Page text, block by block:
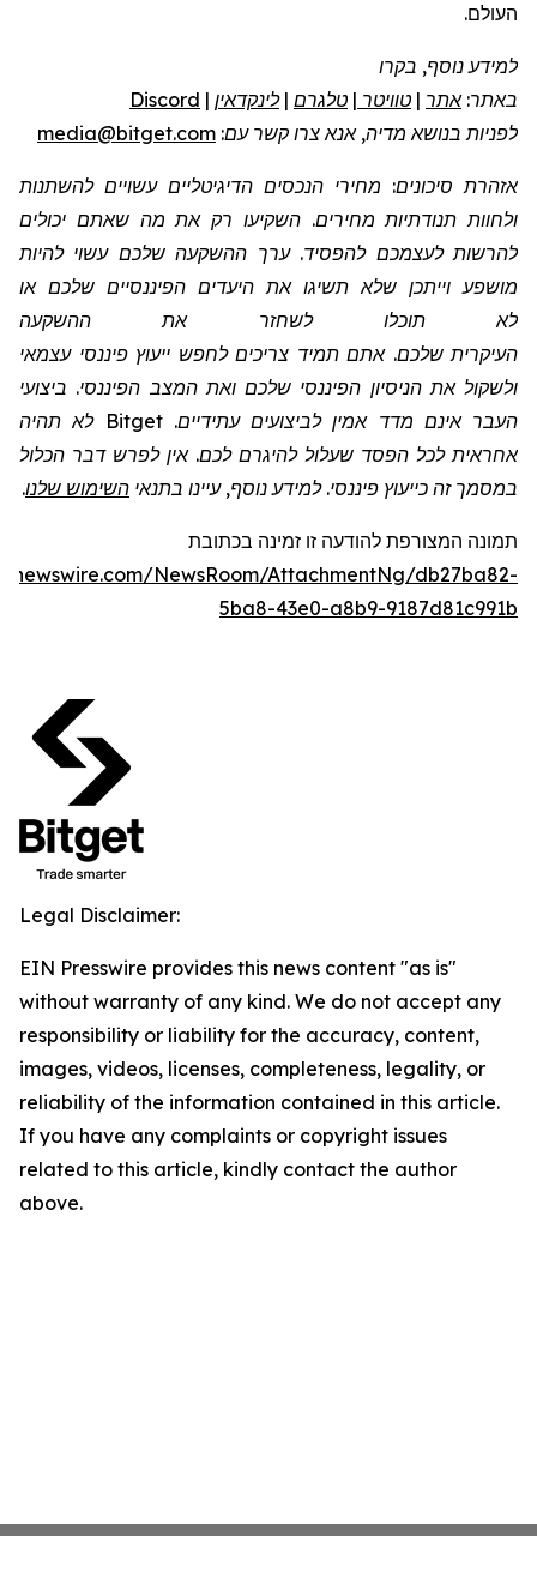
העולם.
למידע נוסף, בקרו
באתר:אתר | טוויטר | טלגרם |לינקדאין |
Discord
לפניות בנושא מדיה, אנא צרו קשר עם: media@bitget.com
אזהרת סיכונים: מחירי הנכסים הדיגיטליים עשויים להשתנות
ולחוות תנודתיות מחירים. השקיעו רק את מה שאתם יכולים
להרשות לעצמכם להפסיד. ערך ההשקעה שלכם עשוי להיות
מושפע וייתכן שלא תשיגו את היעדים הפיננסיים שלכם או
לא תוכלו לשחזר את ההשקעה
העיקרית שלכם. אתם תמיד צריכים לחפש ייעוץ פיננסי עצמאי
ולשקול את הניסיון הפיננסי שלכם ואת המצב הפיננסי. ביצועי
העבר אינם מדד אמין לביצועים עתידיים.Bitget לא תהיה
אחראית לכל הפסד שעלול להיגרם לכם. אין לפרש דבר הכלול
במסמך זה כייעוץ פיננסי. למידע נוסף, עיינו בתנאי השימוש שלנו.
תמונה המצורפת להודעה זו זמינה בכתובת
NewsRoom/AttachmentNg/db27ba82-
5ba8-43e0-a8b9-9187d81c991b
Legal Disclaimer:
EIN Presswire provides this news content "as is"
without warranty of any kind. We do not accept any
responsibility or liability for the accuracy, content,
images, videos, licenses, completeness, legality, or
reliability of the information contained in this article.
If you have any complaints or copyright issues
related to this article, kindly contact the author
above.